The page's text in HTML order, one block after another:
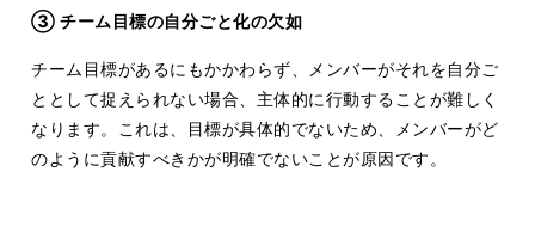
③ チーム目標の自分ごと化の欠如
チーム目標があるにもかかわらず、メンバーがそれを自分ご
ととして捉えられない場合、主体的に行動することが難しく
なります。これは、目標が具体的でないため、メンバーがど
のように貢献すべきかが明確でないことが原因です。